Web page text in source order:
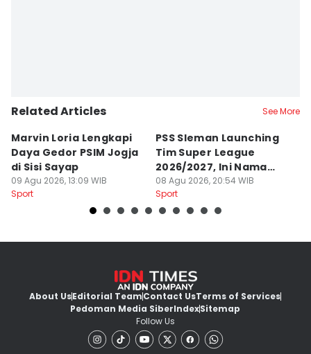
Related Articles See More
Marvin Loria Lengkapi
Daya Gedor PSIM Jogja
di Sisi Sayap
09 Agu 2026, 13:09 WIB
Sport
PSS Sleman Launching
Tim Super League
2026/2027, Ini Nama
Para Pemain
08 Agu 2026, 20:54 WIB
Sport
About UsEditorial TeamContact UsTerms of Services
Pedoman Media SiberIndexSitemap
Follow Us